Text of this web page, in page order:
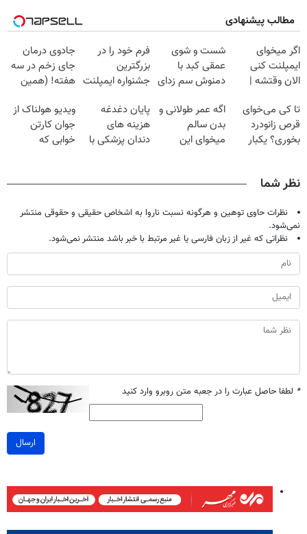
مطالب پیشنهادی
اگر میخوای
ایمپلنت کنی
الان وقتشه |
میلیون تومان!!!
شست و شوی
عمقی کبد با
دمنوش سم زدای
فرم خود را در
بزرگترین
جشنواره ایمپلنت
فقط ۲۵ میلیون
جادوی درمان
جای زخم در سه
هفته! (همین
صحبت کنید)
تا کی می‌خوای
قرص زانودرد
بخوری؟ یکبار
اگه عمر طولانی و
بدن سالم
میخوای این
پایان دغدغه
هزینه های
دندان پزشکی با
ویدیو هولناک از
جوان کارتن
خوابی که
نظر شما
نظرات حاوی توهین و هرگونه نسبت ناروا به اشخاص حقیقی و حقوقی منتشر
نمی‌شود.
نظراتی که غیر از زبان فارسی یا غیر مرتبط با خبر باشد منتشر نمی‌شود.
* لطفا حاصل عبارت را در جعبه متن روبرو وارد کنید
ارسال